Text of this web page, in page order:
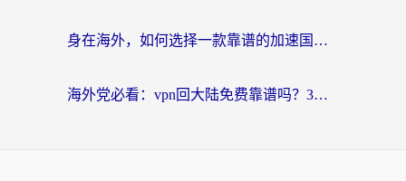
身在海外，如何选择一款靠谱的加速国内网络的加速器？
海外党必看：vpn回大陆免费靠谱吗？3步选对加速器实现无缝刷国内资源